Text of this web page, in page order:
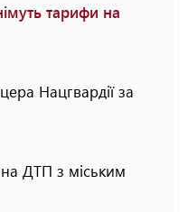
тарифи на
Нацгвардії за
ДТП з міським